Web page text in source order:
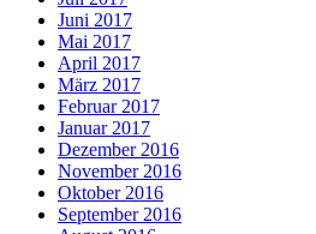
Juni 2017
Mai 2017
April 2017
März 2017
Februar 2017
Januar 2017
Dezember 2016
November 2016
Oktober 2016
September 2016